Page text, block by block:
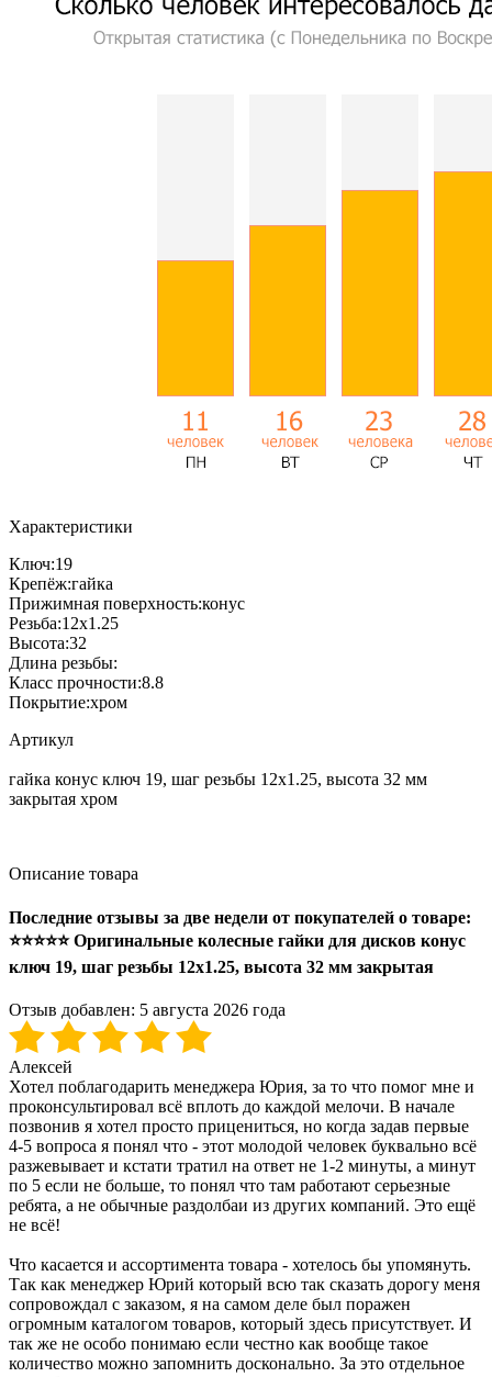
Характеристики
Ключ:19
Крепёж:гайка
Прижимная поверхность:конус
Резьба:12x1.25
Высота:32
Длина резьбы:
Класс прочности:8.8
Покрытие:хром
Артикул
гайка конус ключ 19, шаг резьбы 12x1.25, высота 32 мм
закрытая хром
Описание товара
Последние отзывы за две недели от покупателей о товаре:
⭐⭐⭐⭐⭐ Оригинальные колесные гайки для дисков конус
ключ 19, шаг резьбы 12x1.25, высота 32 мм закрытая
Отзыв добавлен: 5 августа 2026 года
Алексей
Хотел поблагодарить менеджера Юрия, за то что помог мне и
проконсультировал всё вплоть до каждой мелочи. В начале
позвонив я хотел просто прицениться, но когда задав первые
4-5 вопроса я понял что - этот молодой человек буквально всё
разжевывает и кстати тратил на ответ не 1-2 минуты, а минут
по 5 если не больше, то понял что там работают серьезные
ребята, а не обычные раздолбаи из других компаний. Это ещё
не всё!
Что касается и ассортимента товара - хотелось бы упомянуть.
Так как менеджер Юрий который всю так сказать дорогу меня
сопровождал с заказом, я на самом деле был поражен
огромным каталогом товаров, который здесь присутствует. И
так же не особо понимаю если честно как вообще такое
количество можно запомнить досконально. За это отдельное